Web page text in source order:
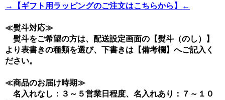
→【ギフト用ラッピングのご注文はこちらから】←
≪熨斗対応≫
熨斗をご希望の方は、配送設定画面の【熨斗（のし）】
より表書きの種類を選び、下書きは【備考欄】へご記入く
ださい。
≪商品のお届け時期≫
名入れなし：３～５営業日程度、名入れあり：７～１０